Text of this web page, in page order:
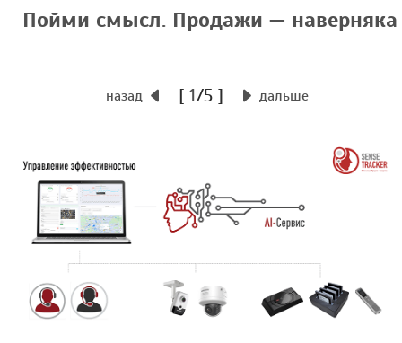
Пойми смысл. Продажи — наверняка
назад [ 1/5 ] дальше